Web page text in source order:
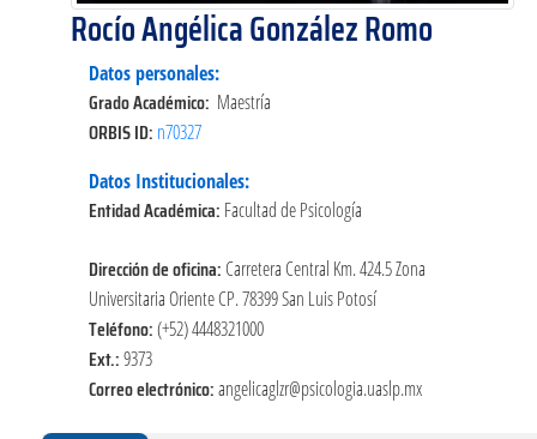
Rocío Angélica González Romo
Datos personales:
Grado Académico: Maestría
ORBIS ID: n70327
Datos Institucionales:
Entidad Académica: Facultad de Psicología
Dirección de oficina: Carretera Central Km. 424.5 Zona
Universitaria Oriente CP. 78399 San Luis Potosí
Teléfono:(+52) 4448321000
Ext.:9373
Correo electrónico:angelicaglzr@psicologia.uaslp.mx